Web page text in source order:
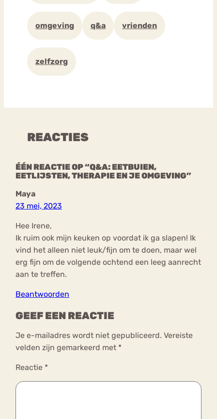
omgeving q&a vrienden
zelfzorg
REACTIES
ÉÉN REACTIE OP “Q&A: EETBUIEN,
EETLIJSTEN, THERAPIE EN JE OMGEVING”
Maya
23 mei, 2023
Hee Irene,
Ik ruim ook mijn keuken op voordat ik ga slapen! Ik
vind het alleen niet leuk/fijn om te doen, maar wel
erg fijn om de volgende ochtend een leeg aanrecht
aan te treffen.
Beantwoorden
GEEF EEN REACTIE
Je e-mailadres wordt niet gepubliceerd. Vereiste
velden zijn gemarkeerd met *
Reactie *